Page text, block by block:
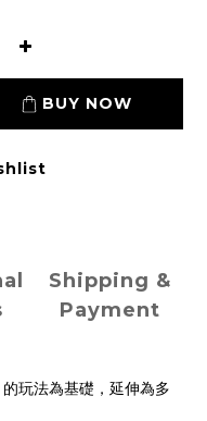
BUY NOW
Shipping &
Payment
玩法為基礎，延伸為多